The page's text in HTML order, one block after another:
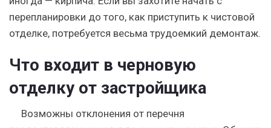
перепланировки до того, как приступить к чистовой
отделке, потребуется весьма трудоемкий демонтаж.
Что входит в черновую
отделку от застройщика
Возможны отклонения от перечня